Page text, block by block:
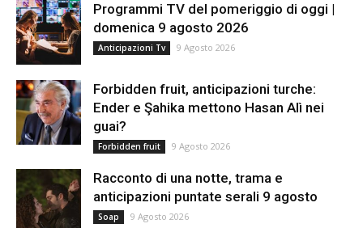
Programmi TV del pomeriggio di oggi |
domenica 9 agosto 2026
Anticipazioni Tv 9 Agosto 2026
Forbidden fruit, anticipazioni turche:
Ender e Şahika mettono Hasan Alì nei
guai?
Forbidden fruit 9 Agosto 2026
Racconto di una notte, trama e
anticipazioni puntate serali 9 agosto
Soap 9 Agosto 2026